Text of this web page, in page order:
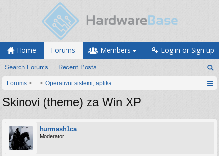
Home Forums
Search Forums Recent Posts
Members Log in or Sign up
Forums ... Operativni sistemi, aplikacije i programiranje
Skinovi (theme) za Win XP
hurmash1ca
Moderator